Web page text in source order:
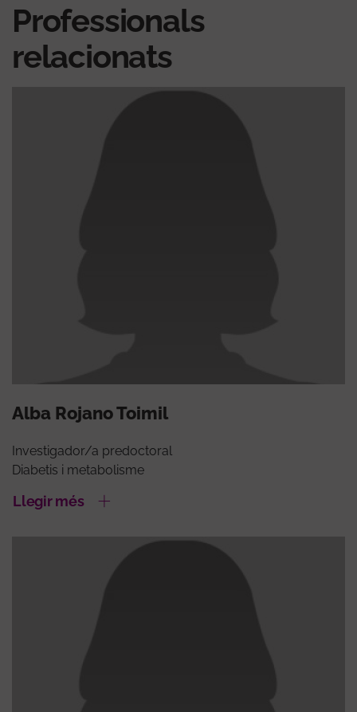
Professionals
relacionats
Alba Rojano Toimil
Investigador/a predoctoral
Diabetis i metabolisme
Llegir més